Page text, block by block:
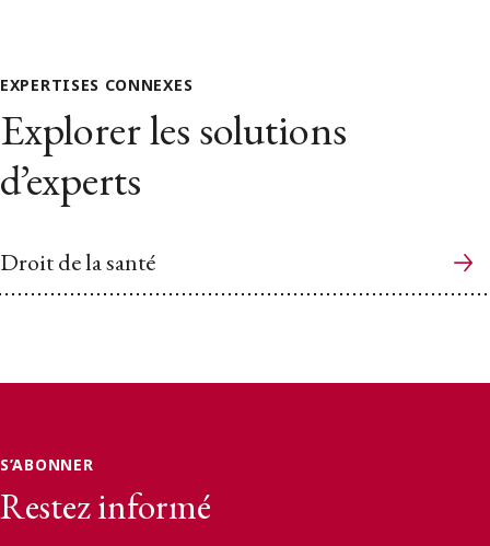
EXPERTISES CONNEXES
Explorer les solutions
d’experts
Droit de la santé
S’ABONNER
Restez informé